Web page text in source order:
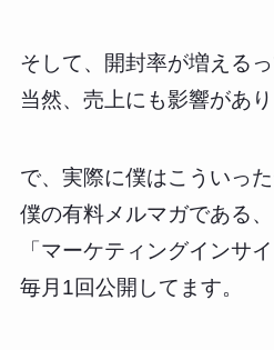
そして、開封率が増えるっ
当然、売上にも影響があり
で、実際に僕はこういっ
僕の有料メルマガである、
「マーケティングインサ
毎月1回公開してます。